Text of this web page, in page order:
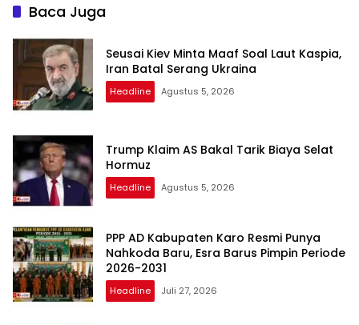
Baca Juga
Seusai Kiev Minta Maaf Soal Laut Kaspia,
Iran Batal Serang Ukraina
Headline Agustus 5, 2026
Trump Klaim AS Bakal Tarik Biaya Selat
Hormuz
Headline Agustus 5, 2026
PPP AD Kabupaten Karo Resmi Punya
Nahkoda Baru, Esra Barus Pimpin Periode
2026-2031
Headline Juli 27, 2026